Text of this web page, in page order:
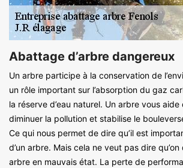
Abattage d’arbre dangereux
Un arbre participe à la conservation de
un rôle important sur l’absorption du gaz
la réserve d’eau naturel. Un arbre vous aide
diminuer la pollution et stabilise le
Ce qui nous permet de dire qu’il est
d’un arbre. Mais cela ne veut pas dire
arbre en mauvais état. La perte de